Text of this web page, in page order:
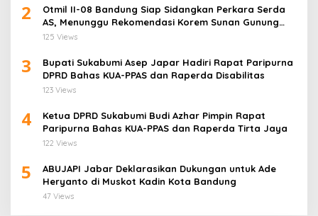
2
Otmil II-08 Bandung Siap Sidangkan Perkara Serda
AS, Menunggu Rekomendasi Korem Sunan Gunung
Jati Cirebon
125 Views
3
Bupati Sukabumi Asep Japar Hadiri Rapat Paripurna
DPRD Bahas KUA-PPAS dan Raperda Disabilitas
123 Views
4
Ketua DPRD Sukabumi Budi Azhar Pimpin Rapat
Paripurna Bahas KUA-PPAS dan Raperda Tirta Jaya
122 Views
5
ABUJAPI Jabar Deklarasikan Dukungan untuk Ade
Heryanto di Muskot Kadin Kota Bandung
47 Views